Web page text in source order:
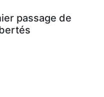
passage de